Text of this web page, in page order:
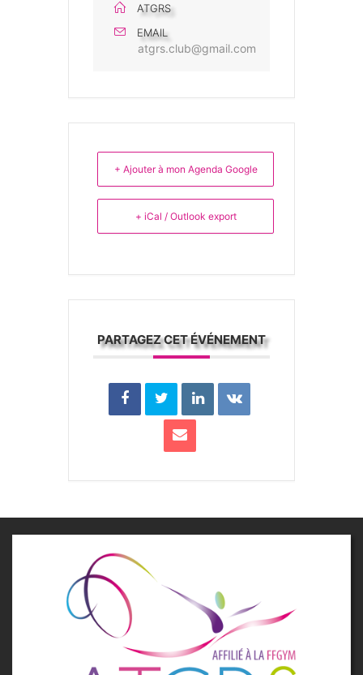
ATGRS
EMAIL
atgrs.club@gmail.com
+ Ajouter à mon Agenda Google
+ iCal / Outlook export
PARTAGEZ CET ÉVÉNEMENT